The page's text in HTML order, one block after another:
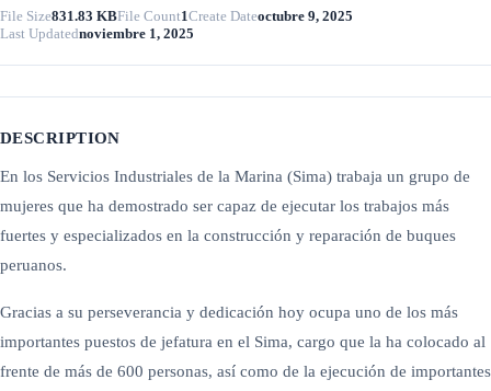
File Size831.83 KBFile Count1Create Dateoctubre 9, 2025
Last Updatednoviembre 1, 2025
DESCRIPTION
En los Servicios Industriales de la Marina (Sima) trabaja un grupo de
mujeres que ha demostrado ser capaz de ejecutar los trabajos más
fuertes y especializados en la construcción y reparación de buques
peruanos.
Gracias a su perseverancia y dedicación hoy ocupa uno de los más
importantes puestos de jefatura en el Sima, cargo que la ha colocado al
frente de más de 600 personas, así como de la ejecución de importantes